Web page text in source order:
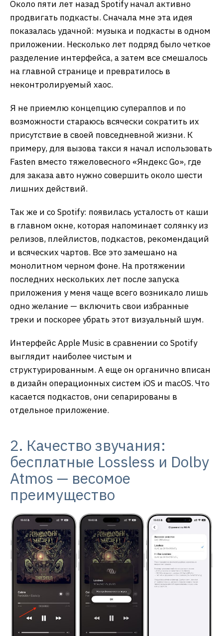
Около пяти лет назад Spotify начал активно
продвигать подкасты. Сначала мне эта идея
показалась удачной: музыка и подкасты в одном
приложении. Несколько лет подряд было четкое
разделение интерфейса, а затем все смешалось
на главной странице и превратилось в
неконтролируемый хаос.
Я не приемлю концепцию супераппов и по
возможности стараюсь всячески сократить их
присутствие в своей повседневной жизни. К
примеру, для вызова такси я начал использовать
Fasten вместо тяжеловесного «Яндекс Go», где
для заказа авто нужно совершить около шести
лишних действий.
Так же и со Spotify: появилась усталость от каши
в главном окне, которая напоминает солянку из
релизов, плейлистов, подкастов, рекомендаций
и всяческих чартов. Все это замешано на
монолитном черном фоне. На протяжении
последних нескольких лет после запуска
приложения у меня чаще всего возникало лишь
одно желание — включить свои избранные
треки и поскорее убрать этот визуальный шум.
Интерфейс Apple Music в сравнении со Spotify
выглядит наиболее чистым и
структурированным. А еще он органично вписан
в дизайн операционных систем iOS и macOS. Что
касается подкастов, они сепарированы в
отдельное приложение.
2. Качество звучания:
бесплатные Lossless и Dolby
Atmos — весомое
преимущество